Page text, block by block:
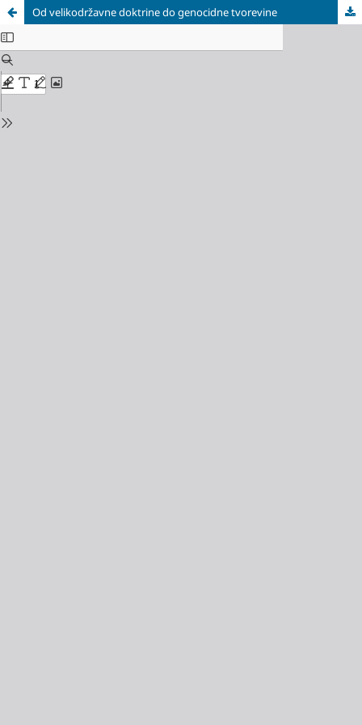
Od velikodržavne doktrine do genocidne tvorevine